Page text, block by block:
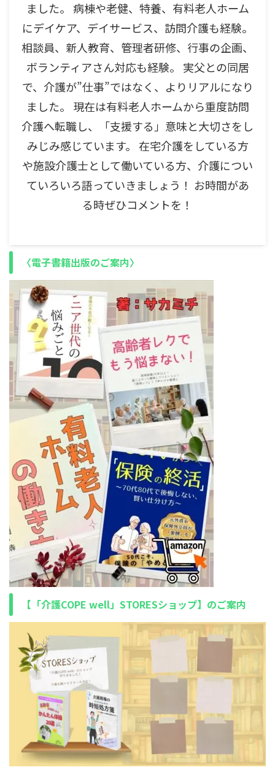
ました。 病棟や老健、特養、有料老人ホーム
にデイケア、デイサービス、訪問介護も経験。
相談員、新人教育、管理者研修、行事の企画、
ボランティアさん対応も経験。 実父との同居
で、介護が”仕事”ではなく、よりリアルになり
ました。 現在は有料老人ホームから重度訪問
介護へ転職し、「支援する」意味と大切さをし
みじみ感じています。 在宅介護をしている方
や施設介護士として働いている方、介護につい
ていろいろ語っていきましょう！ お時間があ
る時ぜひコメントを！
〈電子書籍出版のご案内〉
【「介護COPE well」STORESショップ】のご案内